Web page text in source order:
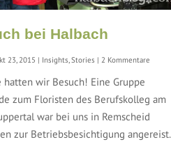
bei Halbach
23, 2015 | Insights,Stories | 2 Kommentare
hatten wir Besuch! Eine Gruppe
zum Floristen des Berufskolleg am
war bei uns in Remscheid
zur Betriebsbesichtigung angereist.